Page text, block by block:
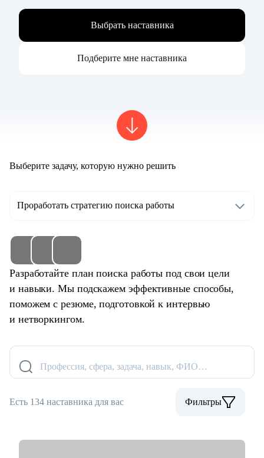
Выбрать наставника
Подберите мне наставника
Выберите задачу, которую нужно решить
Проработать стратегию поиска работы
Разработайте план поиска работы под свои цели
и навыки. Мы подскажем эффективные способы,
поможем с резюме, подготовкой к интервью
и нетворкингом.
Профессия, сфера, задача, навык, ФИО…
Есть 134 наставника для вас Фильтры